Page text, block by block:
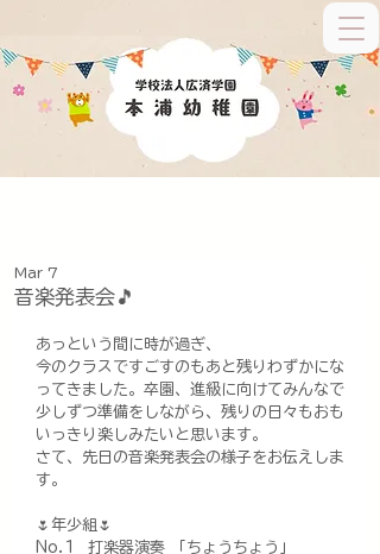
音楽発表会🎵
Mar 7
あっという間に時が過ぎ、
今のクラスですごすのもあと残りわずかにな
ってきました。卒園、進級に向けてみんなで
少しずつ準備をしながら、残りの日々もおも
いっきり楽しみたいと思います。
さて、先日の音楽発表会の様子をお伝えしま
す。
🌷年少組🌷
No.1  打楽器演奏 「ちょうちょう」